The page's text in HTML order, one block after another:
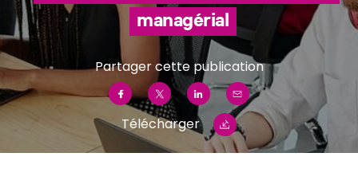
managérial
Partager cette publication
Télécharger